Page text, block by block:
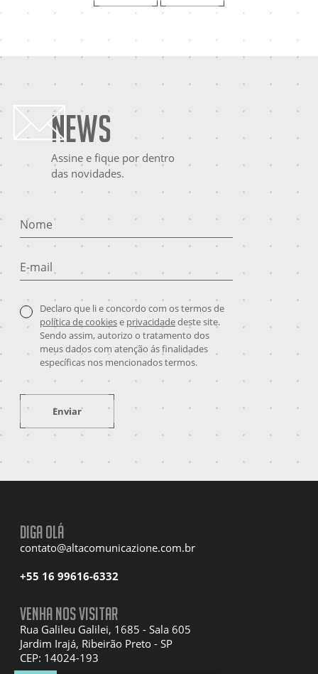
News
Assine e fique por dentro
das novidades.
Nome
E-mail
Declaro que li e concordo com os termos de
política de cookiese privacidadedeste site.
Sendo assim, autorizo o tratamento dos
meus dados com atenção ás finalidades
específicas nos mencionados termos.
Enviar
Diga olá
contato@altacomunicazione.com.br
+55 16 99616-6332
Venha nos visitar
Rua Galileu Galilei, 1685 - Sala 605
Jardim Irajá, Ribeirão Preto - SP
CEP: 14024-193